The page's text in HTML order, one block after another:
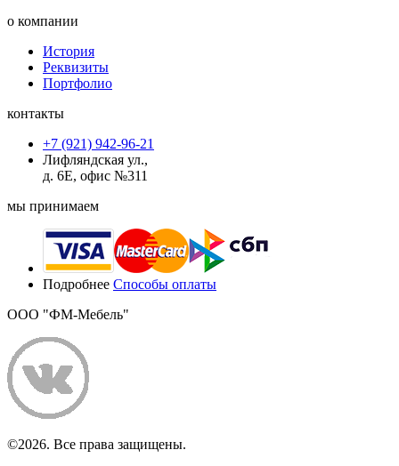
о компании
История
Реквизиты
Портфолио
контакты
+7 (921) 942-96-21
Лифляндская ул.,
д. 6Е, офис №311
мы принимаем
Подробнее Способы оплаты
ООО "ФМ-Мебель"
©2026. Все права защищены.